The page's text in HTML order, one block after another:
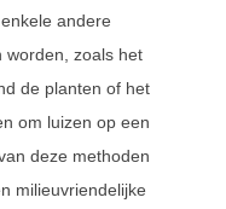
andere
worden, zoals het
de planten of het
om luizen op een
deze methoden
milieuvriendelijke